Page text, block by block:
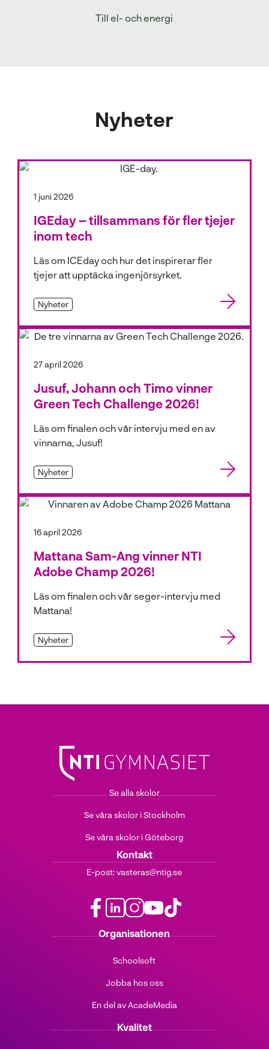
Till el- och energi
Nyheter
1 juni 2026
IGEday – tillsammans för fler tjejer
inom tech
Läs om ICEday och hur det inspirerar fler
tjejer att upptäcka ingenjörsyrket.
Nyheter
27 april 2026
Jusuf, Johann och Timo vinner
Green Tech Challenge 2026!
Läs om finalen och vår intervju med en av
vinnarna, Jusuf!
Nyheter
16 april 2026
Mattana Sam-Ang vinner NTI
Adobe Champ 2026!
Läs om finalen och vår seger-intervju med
Mattana!
Nyheter
Se alla skolor
Se våra skolor i Stockholm
Se våra skolor i Göteborg
Kontakt
E-post:vasteras@ntig.se
a
k
i
k
d
n
n
t
g
a
m
o
t
b
(
i
ö
Organisationen
Schoolsoft
Jobba hos oss
En del av AcadeMedia
Kvalitet